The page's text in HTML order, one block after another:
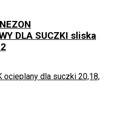
DLA SUCZKI sliska